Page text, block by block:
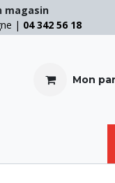
magasin
| 04 342 56 18
Mon